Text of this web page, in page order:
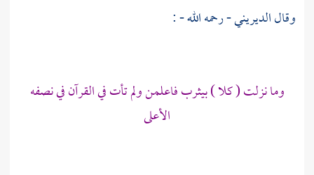
وقالالديريني- رحمه الله - :
وما نزلت ( كلا )بيثربفاعلمن ولم تأت في القرآن في نصفه
الأعلى